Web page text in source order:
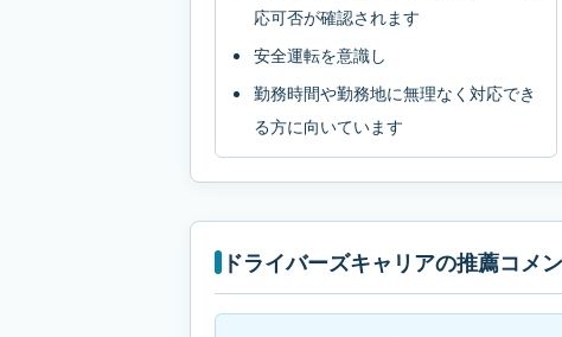
応可否が確認されます
安全運転を意識し
勤務時間や勤務地に無理なく対応でき
る方に向いています
ドライバーズキャリアの推薦コメ